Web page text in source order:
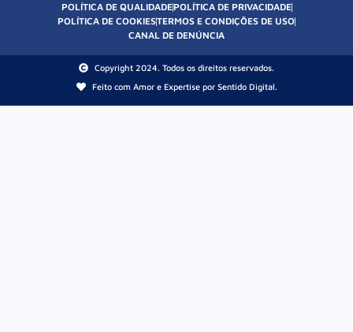
POLÍTICA DE QUALIDADEPOLÍTICA DE PRIVACIDADE
POLÍTICA DE COOKIESTERMOS E CONDIÇÕES DE USO
CANAL DE DENÚNCIA
Copyright 2024. Todos os direitos reservados.
Feito com Amor e Expertise por Sentido Digital.